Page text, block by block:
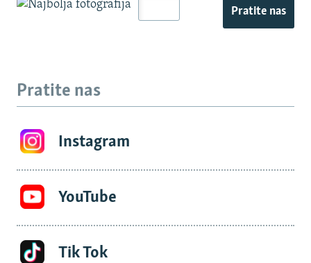
Pratite nas
Pratite nas
Instagram
YouTube
Tik Tok